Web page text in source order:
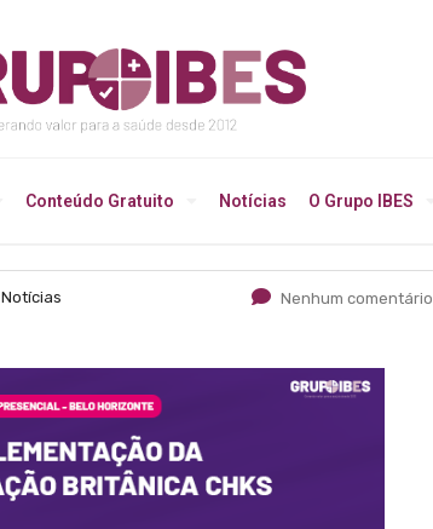
Conteúdo Gratuito Notícias O Grupo IBES
Notícias Nenhum comentário